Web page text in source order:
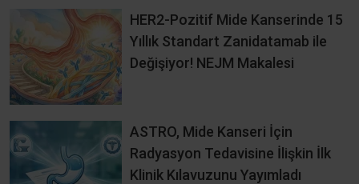
HER2-Pozitif Mide Kanserinde 15
Yıllık Standart Zanidatamab ile
Değişiyor! NEJM Makalesi
ASTRO, Mide Kanseri İçin
Radyasyon Tedavisine İlişkin İlk
Klinik Kılavuzunu Yayımladı